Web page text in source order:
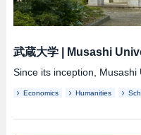
武蔵大学| Musashi
Since its inception, Musashi
Economics Humanities